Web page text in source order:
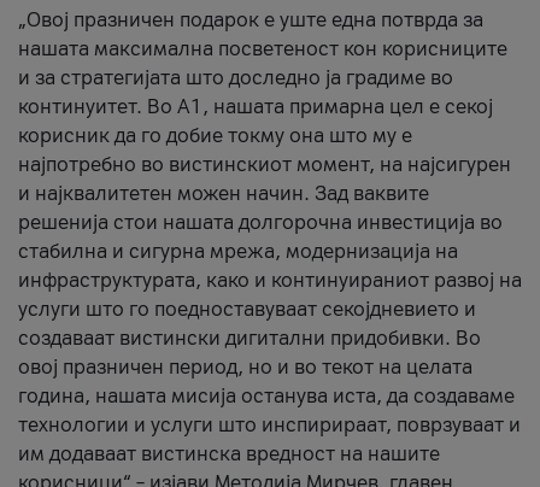
„Овој празничен подарок е уште една потврда за
нашата максимална посветеност кон корисниците
и за стратегијата што доследно ја градиме во
континуитет. Во А1, нашата примарна цел е секој
корисник да го добие токму она што му е
најпотребно во вистинскиот момент, на најсигурен
и најквалитетен можен начин. Зад ваквите
решенија стои нашата долгорочна инвестиција во
стабилна и сигурна мрежа, модернизација на
инфраструктурата, како и континуираниот развој на
услуги што го поедноставуваат секојдневието и
создаваат вистински дигитални придобивки. Во
овој празничен период, но и во текот на целата
година, нашата мисија останува иста, да создаваме
технологии и услуги што инспирираат, поврзуваат и
им додаваат вистинска вредност на нашите